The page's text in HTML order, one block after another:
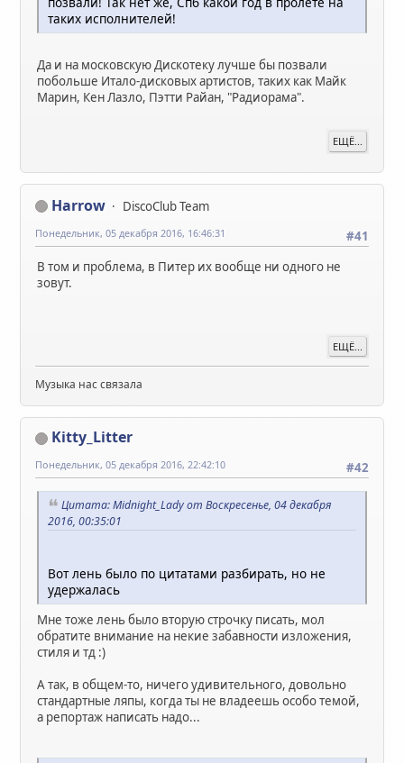
таких исполнителей!
Да и на московскую Дискотеку лучше бы позвали
побольше Итало-дисковых артистов, таких как Майк
Марин, Кен Лазло, Пэтти Райан, "Радиорама".
ЕЩЁ...
Harrow
DiscoClub Team
#41
Понедельник, 05 декабря 2016, 16:46:31
В том и проблема, в Питер их вообще ни одного не
зовут.
ЕЩЁ...
Музыка нас связала
Kitty_Litter
#42
Понедельник, 05 декабря 2016, 22:42:10
Цитата: Midnight_Lady от Воскресенье, 04 декабря
2016, 00:35:01
Вот лень было по цитатами разбирать, но не
удержалась
Мне тоже лень было вторую строчку писать, мол
обратите внимание на некие забавности изложения,
стиля и тд :)
А так, в общем-то, ничего удивительного, довольно
стандартные ляпы, когда ты не владеешь особо темой,
а репортаж написать надо...